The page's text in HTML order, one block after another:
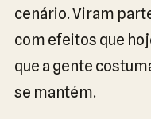
cenário. Viram
com efeitos que
que a gente
se mantém.